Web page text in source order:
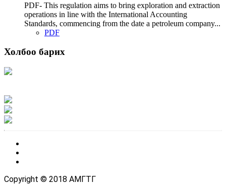
PDF- This regulation aims to bring exploration and extraction
operations in line with the International Accounting
Standards, commencing from the date a petroleum company...
PDF
Холбоо барих
Copyright © 2018 АМГТГ